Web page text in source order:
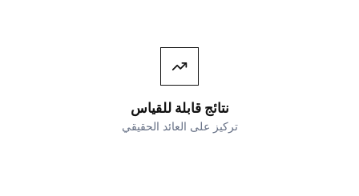
نتائج قابلة للقياس
تركيز على العائد الحقيقي